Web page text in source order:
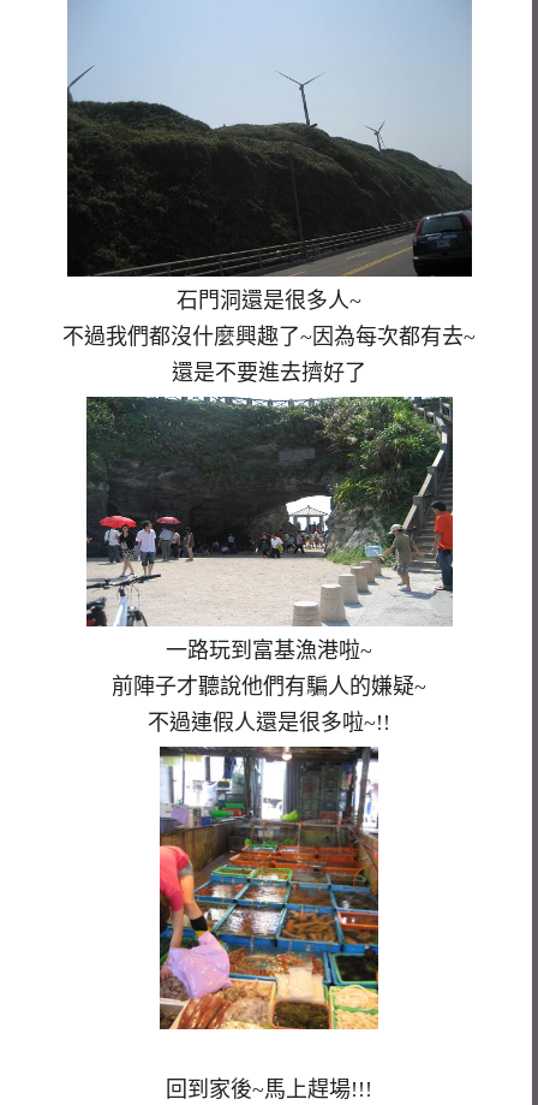
石門洞還是很多人~
不過我們都沒什麼興趣了~因為每次都有去~
還是不要進去擠好了
一路玩到富基漁港啦~
前陣子才聽說他們有騙人的嫌疑~
不過連假人還是很多啦~!!
回到家後~馬上趕場!!!